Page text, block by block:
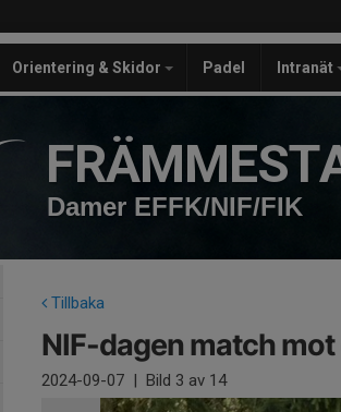
Orientering & Skidor Padel Intranät
Damer EFFK/NIF/FIK
Tillbaka
NIF-dagen match
2024-09-07 | Bild 3 av 14